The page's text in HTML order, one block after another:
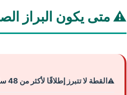
⚠️ متى يكون البراز
القطة لا تتبرز إطلاقًا لأكثر من 48 ساعة